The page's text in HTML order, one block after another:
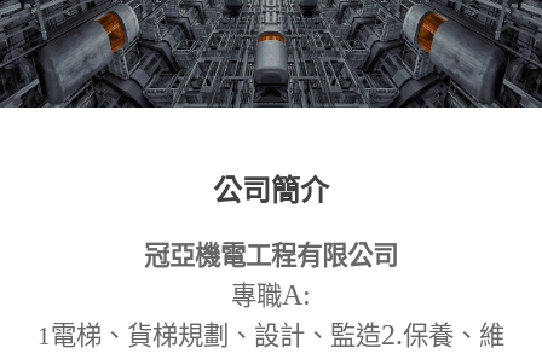
公司簡介
冠亞機電工程有限公司
專職A:
1電梯、貨梯規劃、設計、監造2.保養、維